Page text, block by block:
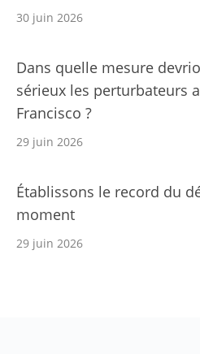
30 juin 2026
Dans quelle mesure
sérieux les perturbateurs
Francisco ?
29 juin 2026
Établissons le record du
moment
29 juin 2026